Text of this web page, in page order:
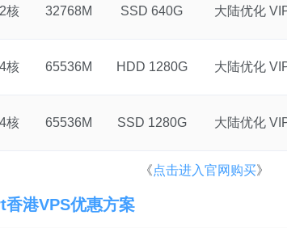
核 32768M SSD 640G 大陆优化
核 65536M HDD 1280G 大陆优化
核 65536M SSD 1280G 大陆优化
《点击进入官网购买》
港VPS优惠方案